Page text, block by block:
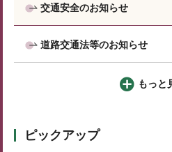
交通安全のお知らせ
道路交通法等のお知らせ
もっと
ピックアップ